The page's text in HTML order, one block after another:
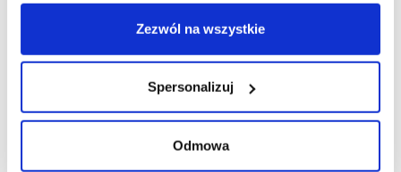
Zezwól na wszystkie
Spersonalizuj
Odmowa